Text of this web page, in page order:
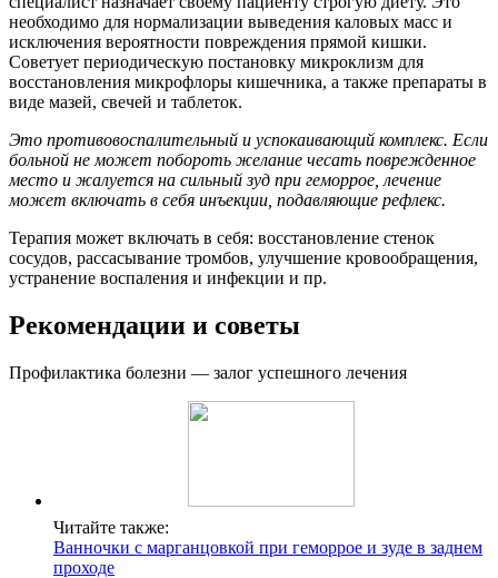
необходимо для нормализации выведения каловых масс и
исключения вероятности повреждения прямой кишки.
Советует периодическую постановку микроклизм для
восстановления микрофлоры кишечника, а также препараты в
виде мазей, свечей и таблеток.
Это противовоспалительный и успокаивающий комплекс. Если
больной не может побороть желание чесать поврежденное
место и жалуется на сильный зуд при геморрое, лечение
может включать в себя инъекции, подавляющие рефлекс.
Терапия может включать в себя: восстановление стенок
сосудов, рассасывание тромбов, улучшение кровообращения,
устранение воспаления и инфекции и пр.
Рекомендации и советы
Профилактика болезни — залог успешного лечения
Читайте также:
Ванночки с марганцовкой при геморрое и зуде в заднем
проходе